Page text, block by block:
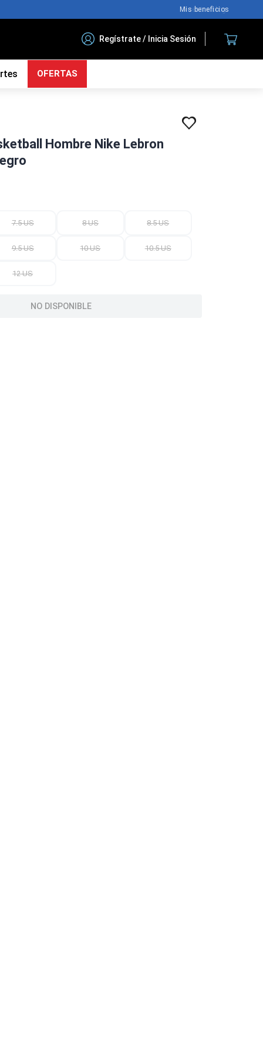
Nuestro blog
Regístrate / Inicia Sesión
OFERTAS
Hombre Nike Lebron
7.5 US 8 US 8.5 US
9.5 US 10 US 10.5 US
12 US
NO DISPONIBLE